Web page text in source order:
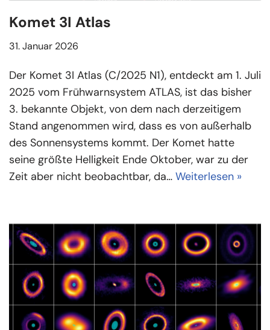
Komet 3I Atlas
31. Januar 2026
Der Komet 3I Atlas (C/2025 N1), entdeckt am 1. Juli
2025 vom Frühwarnsystem ATLAS, ist das bisher
3. bekannte Objekt, von dem nach derzeitigem
Stand angenommen wird, dass es von außerhalb
des Sonnensystems kommt. Der Komet hatte
seine größte Helligkeit Ende Oktober, war zu der
Zeit aber nicht beobachtbar, da… Weiterlesen »